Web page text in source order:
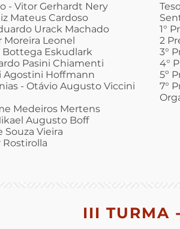
- Vitor Gerhardt Nery
Mateus Cardoso
Urack Machado
Moreira Leonel
Bottega Eskudlark
Pasini Chiamenti
Agostini Hoffmann
- Otávio Augusto Viccini
Medeiros Mertens
Augusto Boff
Souza Vieira
Rostirolla
1°
2
3°
4°
5º
7°
III TURMA